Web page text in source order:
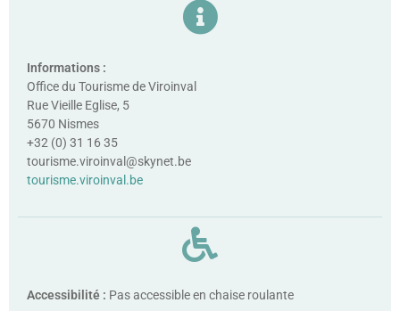
Informations :
Office du Tourisme de Viroinval
Rue Vieille Eglise, 5
5670 Nismes
+32 (0) 31 16 35
tourisme.viroinval@skynet.be
tourisme.viroinval.be
Accessibilité : Pas accessible en chaise roulante